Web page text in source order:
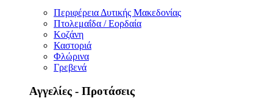
Περιφέρεια Δυτικής Μακεδονίας
Πτολεμαΐδα / Εορδαία
Κοζάνη
Καστοριά
Φλώρινα
Γρεβενά
Αγγελίες - Προτάσεις